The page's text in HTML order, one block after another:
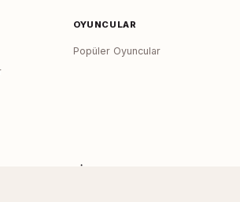
OYUNCULAR
Popüler Oyuncular
SITE